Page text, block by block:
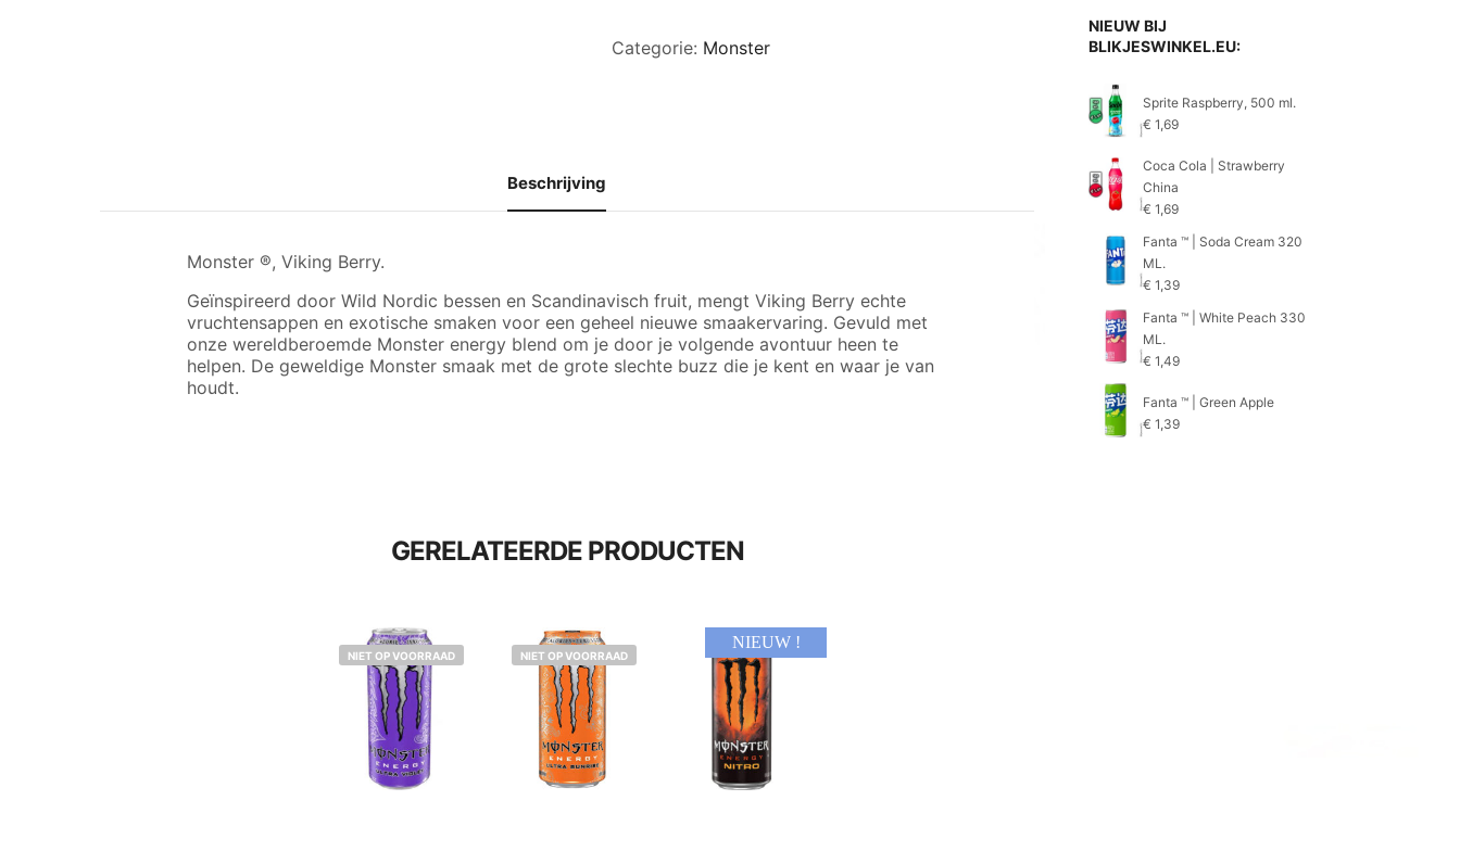
aantal
Categorie: Monster
Beschrijving
Monster ®, Viking Berry.
Geïnspireerd door Wild Nordic bessen en Scandinavisch fruit, mengt Viking Berry echte
vruchtensappen en exotische smaken voor een geheel nieuwe smaakervaring. Gevuld met
onze wereldberoemde Monster energy blend om je door je volgende avontuur heen te
helpen. De geweldige Monster smaak met de grote slechte buzz die je kent en waar je van
houdt.
GERELATEERDE PRODUCTEN
NIET OP VOORRAAD NIET OP VOORRAAD
NIEUW !
NIEUW BIJ
BLIKJESWINKEL.EU:
Sprite Raspberry, 500 ml.
€ 1,69
Coca Cola | Strawberry
China
€ 1,69
Fanta ™ | Soda Cream 320
ML.
€ 1,39
Fanta ™ | White Peach 330
ML.
€ 1,49
Fanta ™ | Green Apple
€ 1,39